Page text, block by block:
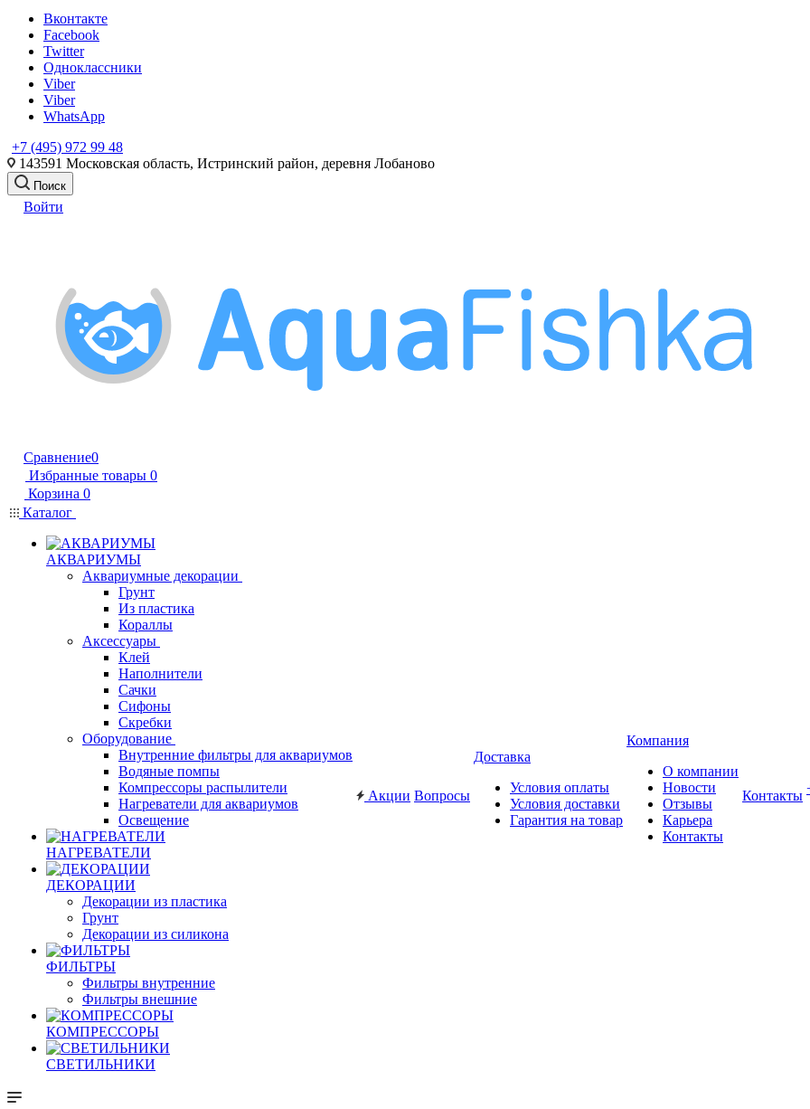
Вконтакте
Facebook
Twitter
Одноклассники
Viber
Viber
WhatsApp
+7 (495) 972 99 48
143591 Московская область, Истринский район, деревня Лобаново
Поиск
Войти
Сравнение0
Избранные товары 0
Корзина 0
Каталог
АКВАРИУМЫ
Аквариумные декорации
Грунт
Из пластика
Кораллы
Аксессуары
Клей
Наполнители
Сачки
Сифоны
Скребки
Оборудование
Внутренние фильтры для аквариумов
Водяные помпы
Компрессоры распылители
Нагреватели для аквариумов
Освещение
НАГРЕВАТЕЛИ
ДЕКОРАЦИИ
Декорации из пластика
Грунт
Декорации из силикона
ФИЛЬТРЫ
Фильтры внутренние
Фильтры внешние
КОМПРЕССОРЫ
СВЕТИЛЬНИКИ
Акции Вопросы
Доставка
Условия оплаты
Условия доставки
Гарантия на товар
Компания
О компании
Новости
Отзывы
Карьера
Контакты
Контакты